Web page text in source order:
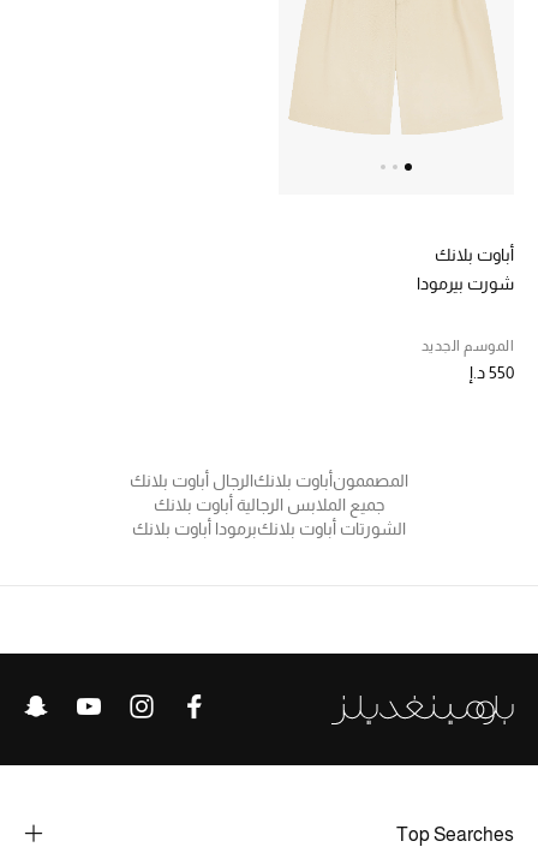
خصم حتى 70%
تسوقوا الآن
ما وصلنا حديثاً
النساء
مستلزمات المنزل
أباوت بلانك
شورت بيرمودا
الموسم الجديد
550 د.إ
المصممونأباوت بلانكالرجال أباوت بلانك
جميع الملابس الرجالية أباوت بلانك
الشورتات أباوت بلانكبرمودا أباوت بلانك
Top Searches